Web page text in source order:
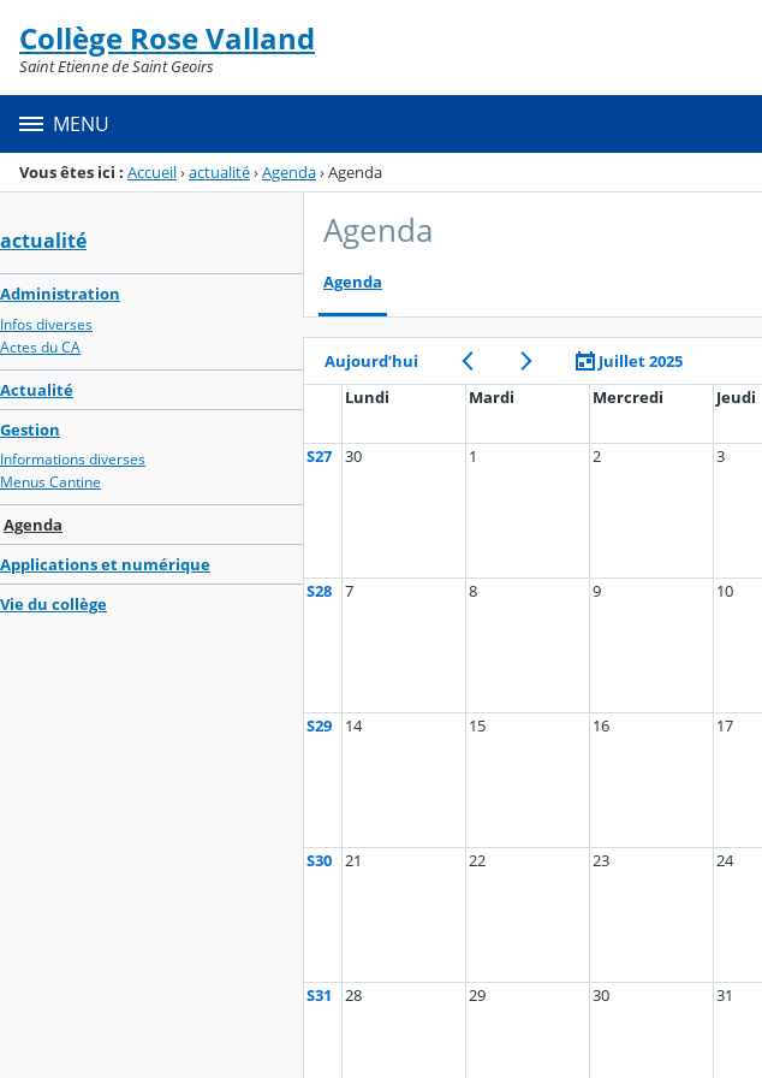
Menu de la rubrique
Contenu
Collège Rose Valland
Saint Etienne de Saint Geoirs
MENU
Vous êtes ici : Accueil›actualité›Agenda›Agenda
actualité
Administration
Infos diverses
Actes du CA
Actualité
Gestion
Informations diverses
Menus Cantine
Agenda
Applications et numérique
Vie du collège
Agenda
Agenda
Aujourd’hui Juillet 2025
Lundi
Mardi Mercredi Jeudi
S27 30 1 2 3
S28 7 8 9 10
S29 14 15 16 17
S30 21 22 23 24
S31 28 29 30 31